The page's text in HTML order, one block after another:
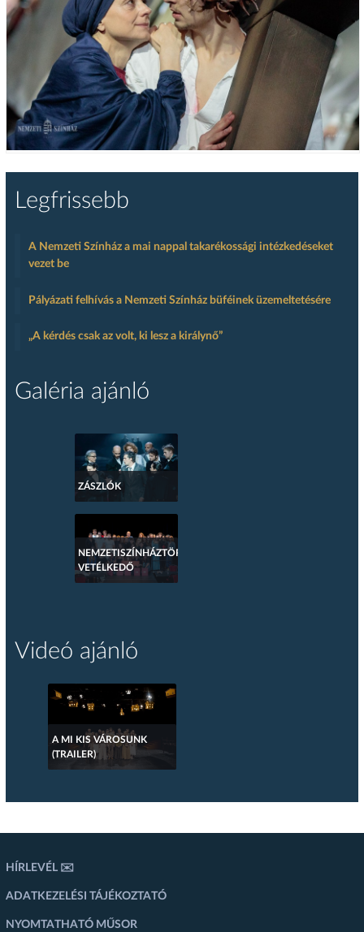
Legfrissebb
A Nemzeti Színház a mai nappal takarékossági intézkedéseket
vezet be
Pályázati felhívás a Nemzeti Színház büféinek üzemeltetésére
„A kérdés csak az volt, ki lesz a királynő”
Galéria ajánló
ZÁSZLÓK
NEMZETISZÍNHÁZTÖRTÉNETI
VETÉLKEDŐ
Videó ajánló
A MI KIS VÁROSUNK
(TRAILER)
HÍRLEVÉL ✉️
ADATKEZELÉSI TÁJÉKOZTATÓ
NYOMTATHATÓ MŰSOR